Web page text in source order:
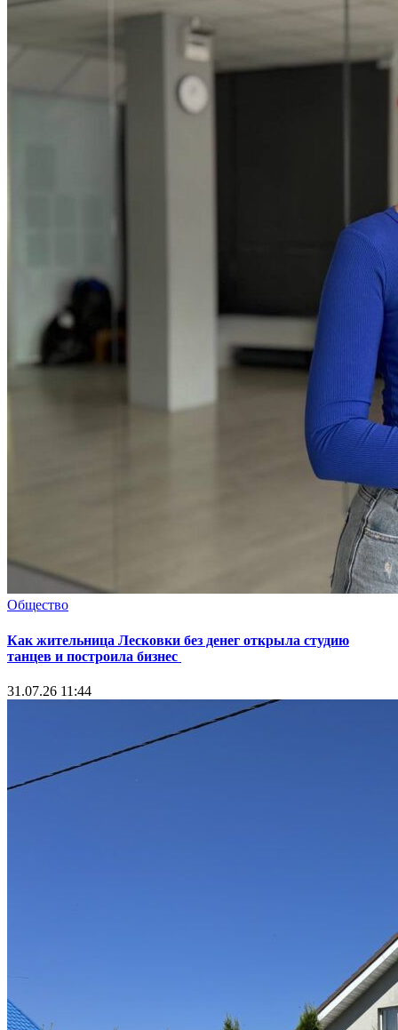
Общество
Как жительница Лесковки без денег открыла студию
танцев и построила бизнес
31.07.26 11:44